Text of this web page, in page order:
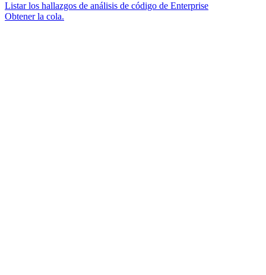
Listar los hallazgos de análisis de código de Enterprise
Obtener la cola.